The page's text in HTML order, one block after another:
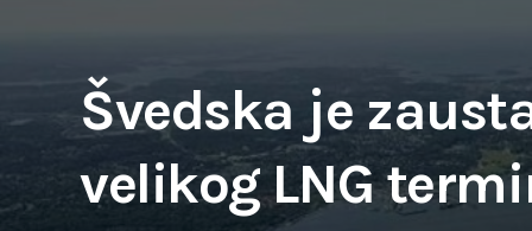
Švedska je
velikog LNG